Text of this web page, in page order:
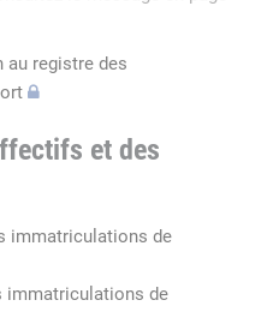
au registre des
et des
immatriculations de
immatriculations de